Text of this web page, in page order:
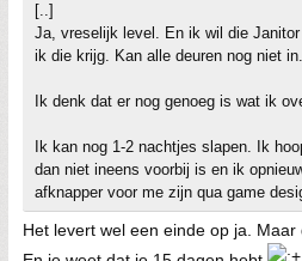
[..]
Ja, vreselijk level. En ik wil die
ik die krijg. Kan alle deuren nog niet in.
Ik denk dat er nog genoeg is wat ik
Ik kan nog 1-2 nachtjes slapen. Ik
dan niet ineens voorbij is en ik
afknapper voor me zijn qua game
Het levert wel een einde op ja. Maar